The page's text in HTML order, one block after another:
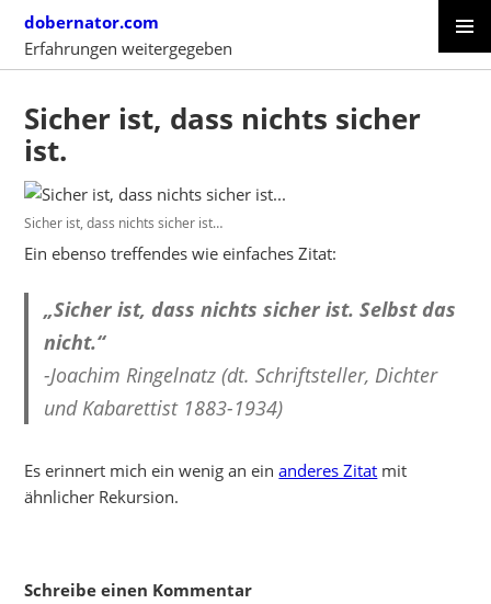
content
dobernator.com
Erfahrungen weitergegeben
CONTENT
Sicher ist, dass nichts sicher
ist.
Sicher ist, dass nichts sicher ist…
Ein ebenso treffendes wie einfaches Zitat:
„Sicher ist, dass nichts sicher ist. Selbst das
nicht.“
-Joachim Ringelnatz (dt. Schriftsteller, Dichter
und Kabarettist 1883-1934)
Es erinnert mich ein wenig an einanderes Zitat mit
ähnlicher Rekursion.
Schreibe einen Kommentar